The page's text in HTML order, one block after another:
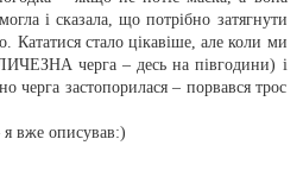
і сказала, що потрібно затягнути
Кататися стало цікавіше, але коли ми
черга – десь на півгодини) і
черга застопорилася – порвався трос
я вже описував:)